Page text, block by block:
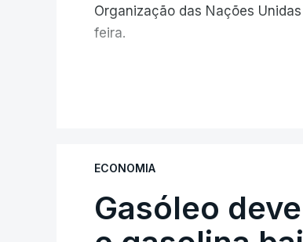
Organização das Nações
feira.
alimentares comercializados
julho, face aos 130,3 de junho.
ECONOMIA
Gasóleo